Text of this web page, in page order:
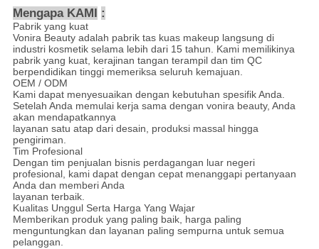
Mengapa KAMI :
Pabrik yang kuat
Vonira Beauty adalah pabrik tas kuas makeup langsung di
industri kosmetik selama lebih dari 15 tahun. Kami memilikinya
pabrik yang kuat, kerajinan tangan terampil dan tim QC
berpendidikan tinggi memeriksa seluruh kemajuan.
OEM / ODM
Kami dapat menyesuaikan dengan kebutuhan spesifik Anda.
Setelah Anda memulai kerja sama dengan vonira beauty, Anda
akan mendapatkannya
layanan satu atap dari desain, produksi massal hingga
pengiriman.
Tim Profesional
Dengan tim penjualan bisnis perdagangan luar negeri
profesional, kami dapat dengan cepat menanggapi pertanyaan
Anda dan memberi Anda
layanan terbaik.
Kualitas Unggul Serta Harga Yang Wajar
Memberikan produk yang paling baik, harga paling
menguntungkan dan layanan paling sempurna untuk semua
pelanggan.